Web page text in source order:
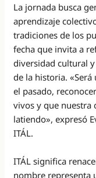
La jornada busca
aprendizaje
tradiciones de los
fecha que invita a
diversidad cultural
de la historia.
el pasado,
vivos y que nuestra
latiendo», expresó
ITÁL.
ITÁL significa
nombre representa